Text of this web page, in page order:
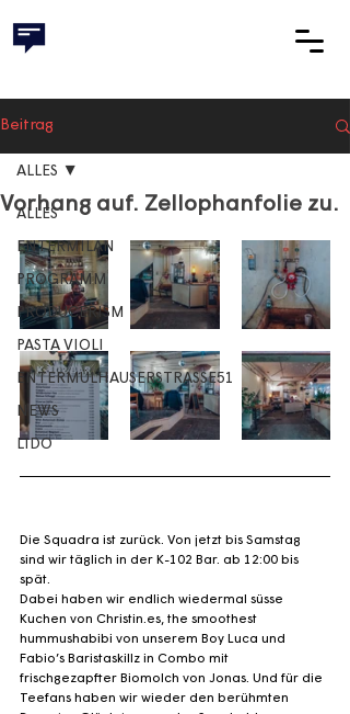
Beitrag
ALLES
ENTERMILAN
PROGRAMM
PRODUCERISM
PASTA VIOLI
ENTERMÜLHAUSERSTRASSE51
NEWS
LIDO
ALLES
Vorhang auf. Zellophanfolie zu.
Die Squadra ist zurück. Von jetzt bis Samstag
sind wir täglich in der K-102 Bar. ab 12:00 bis
spät.
Dabei haben wir endlich wiedermal süsse
Kuchen von Christin.es, the smoothest
hummushabibi von unserem Boy Luca und
Fabio’s Baristaskillz in Combo mit
frischgezapfter Biomolch von Jonas. Und für die
Teefans haben wir wieder den berühmten